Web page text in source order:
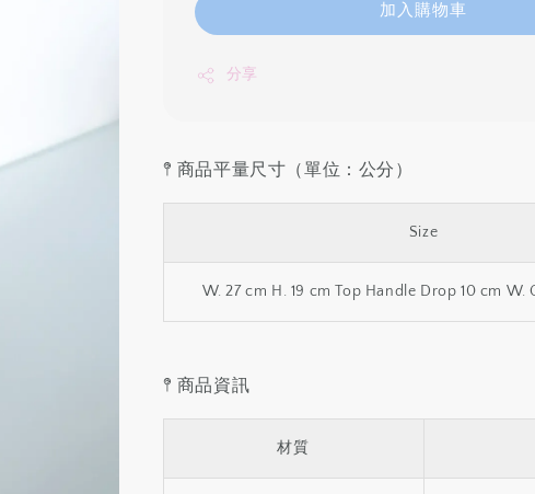
加入購物車
分享
𖤥 商品平量尺寸（單位：公分）
Size
W. 27 cm H. 19 cm Top Handle Drop 10 cm W.
𖤥 商品資訊
材質